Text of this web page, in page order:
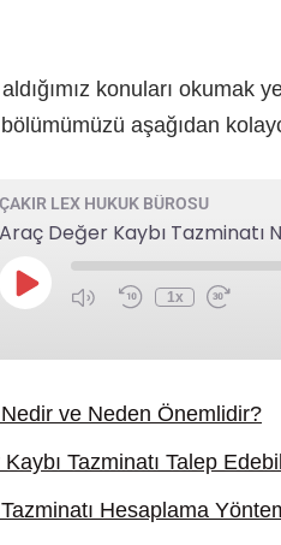
konuları okumak
bölümümüzü aşağıdan
ÇAKIR LEX HUKUK BÜROSU
Araç Değer Kaybı Tazminatı
1x
ve Neden Önemlidir?
Tazminatı Talep
Hesaplama